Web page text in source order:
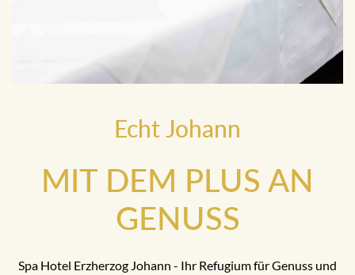
Echt Johann
MIT DEM PLUS AN
GENUSS
Spa Hotel Erzherzog Johann - Ihr Refugium für Genuss und